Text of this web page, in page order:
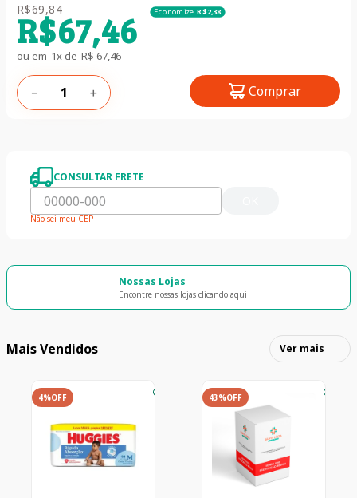
R$69,84 Economize R$2,38
R$67,46
ou em 1x de R$ 67,46
＋
－ Comprar
CONSULTAR FRETE
Não sei meu CEP
Nossas Lojas
Encontre nossas lojas clicando aqui
Mais Vendidos Ver mais
4%OFF 43%OFF